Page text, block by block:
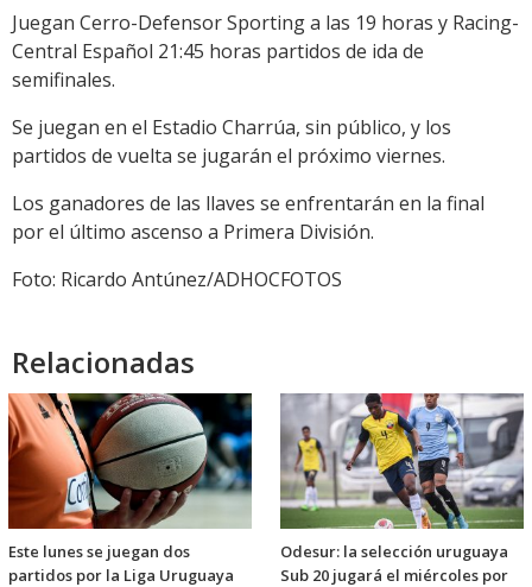
Link
Juegan Cerro-Defensor Sporting a las 19 horas y Racing-
Central Español 21:45 horas partidos de ida de
semifinales.
Se juegan en el Estadio Charrúa, sin público, y los
partidos de vuelta se jugarán el próximo viernes.
Los ganadores de las llaves se enfrentarán en la final
por el último ascenso a Primera División.
Foto: Ricardo Antúnez/ADHOCFOTOS
Relacionadas
Este lunes se juegan dos
partidos por la Liga Uruguaya
Odesur: la selección uruguaya
Sub 20 jugará el miércoles por